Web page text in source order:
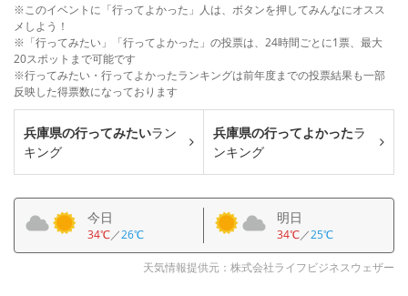
※このイベントに「行ってよかった」人は、ボタンを押してみんなにオスス
メしよう！
※「行ってみたい」「行ってよかった」の投票は、24時間ごとに1票、最大
20スポットまで可能です
※行ってみたい・行ってよかったランキングは前年度までの投票結果も一部
反映した得票数になっております
兵庫県の行ってみたいラン
キング
兵庫県の行ってよかったラ
ンキング
今日
34℃／26℃
明日
34℃／25℃
天気情報提供元：株式会社ライフビジネスウェザー